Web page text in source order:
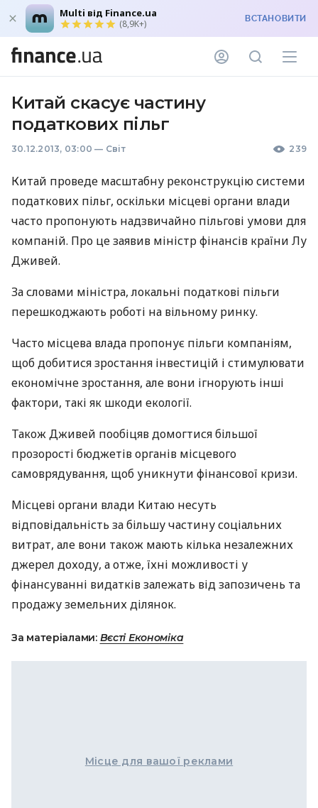
Multi від Finance.ua
(8,9K+) ВСТАНОВИТИ
Китай скасує частину
податкових пільг
30.12.2013, 03:00 — Світ 239
Китай проведе масштабну реконструкцію системи
податкових пільг, оскільки місцеві органи влади
часто пропонують надзвичайно пільгові умови для
компаній. Про це заявив міністр фінансів країни Лу
Дживей.
За словами міністра, локальні податкові пільги
перешкоджають роботі на вільному ринку.
Часто місцева влада пропонує пільги компаніям,
щоб добитися зростання інвестицій і стимулювати
економічне зростання, але вони ігнорують інші
фактори, такі як шкоди екології.
Також Дживей пообіцяв домогтися більшої
прозорості бюджетів органів місцевого
самоврядування, щоб уникнути фінансової кризи.
Місцеві органи влади Китаю несуть
відповідальність за більшу частину соціальних
витрат, але вони також мають кілька незалежних
джерел доходу, а отже, їхні можливості у
фінансуванні видатків залежать від запозичень та
продажу земельних ділянок.
За матеріалами: Вєсті Економіка
Місце для вашої реклами